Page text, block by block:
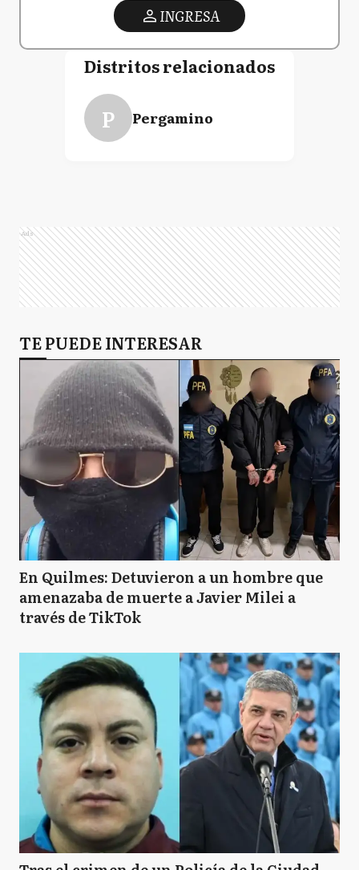
INGRESA
Distritos relacionados
P Pergamino
Ads
TE PUEDE INTERESAR
En Quilmes: Detuvieron a un hombre que
amenazaba de muerte a Javier Milei a
través de TikTok